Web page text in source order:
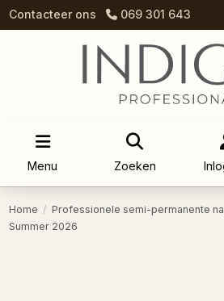
Contacteer ons 069 301 643
Menu Zoeken
Home
Professionele semi-permanente
Summer 2026